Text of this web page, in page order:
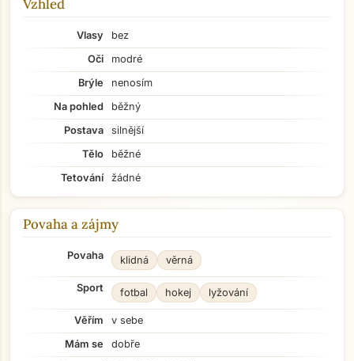
Vzhled
Vlasy
bez
Oči
modré
Brýle
nenosím
Na pohled
běžný
Postava
silnější
Tělo
běžné
Tetování
žádné
Povaha a zájmy
Povaha klidná věrná
Sport fotbal hokej lyžování
Věřím
v sebe
Mám se
dobře